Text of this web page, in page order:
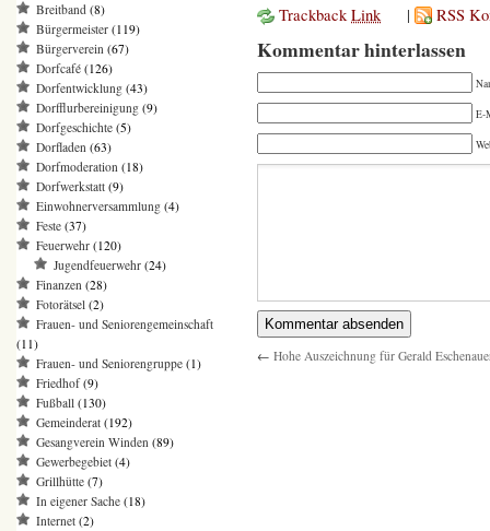
TrackbackLink | RSS
Kommentar hinterlassen
E-
← Hohe Auszeichnung für Gerald
Breitband (8)
Bürgermeister (119)
Bürgerverein (67)
Dorfcafé (126)
Dorfentwicklung (43)
Dorfflurbereinigung (9)
Dorfgeschichte (5)
Dorfladen (63)
Dorfmoderation (18)
Dorfwerkstatt (9)
Einwohnerversammlung (4)
Feste (37)
Feuerwehr (120)
Jugendfeuerwehr (24)
Finanzen (28)
Fotorätsel (2)
Frauen- und Seniorengemeinschaft
(11)
Frauen- und Seniorengruppe (1)
Friedhof(9)
Fußball (130)
Gemeinderat (192)
Gesangverein Winden (89)
Gewerbegebiet (4)
Grillhütte (7)
In eigener Sache (18)
Internet (2)